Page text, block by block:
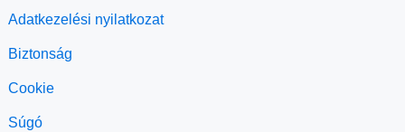
Adatkezelési nyilatkozat
Biztonság
Cookie
Súgó